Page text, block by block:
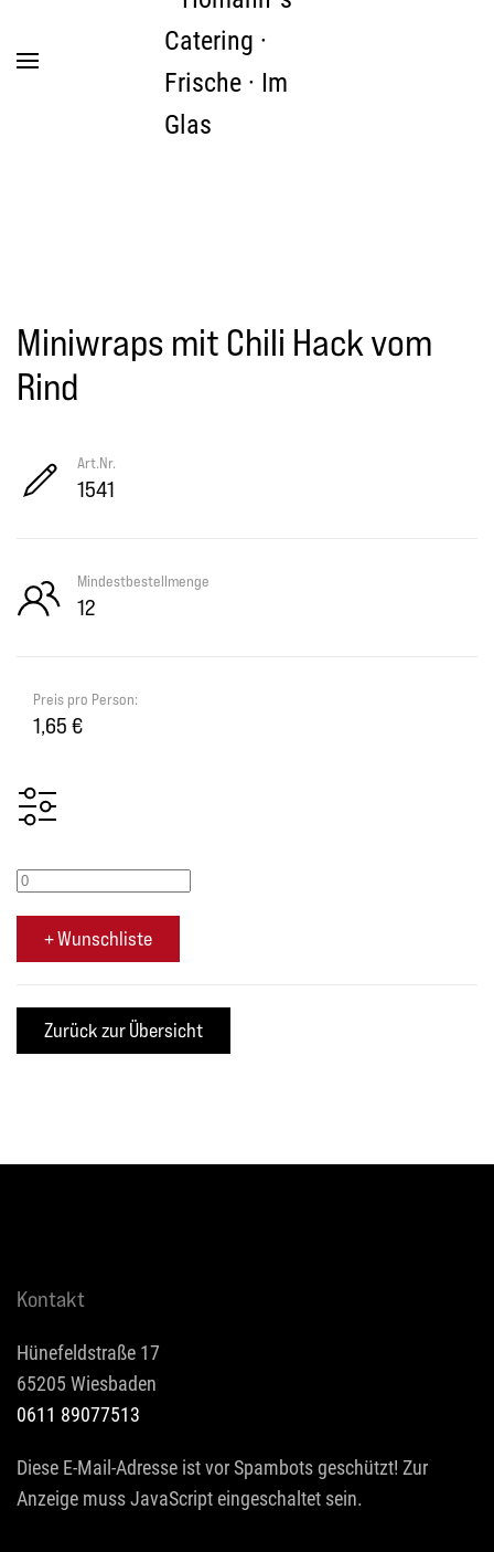
Zum Hauptinhalt springen
Miniwraps mit Chili Hack vom
Rind
Art.Nr.
1541
Mindestbestellmenge
12
Preis pro Person:
1,65 €
+ Wunschliste
Kontakt
Hünefeldstraße 17
65205 Wiesbaden
0611 89077513
Diese E-Mail-Adresse ist vor Spambots geschützt! Zur
Anzeige muss JavaScript eingeschaltet sein.